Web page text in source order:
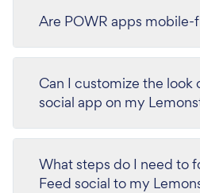
Are POWR apps mobile-
Can I customize the look
social app on my
What steps do I need to
Feed social to my